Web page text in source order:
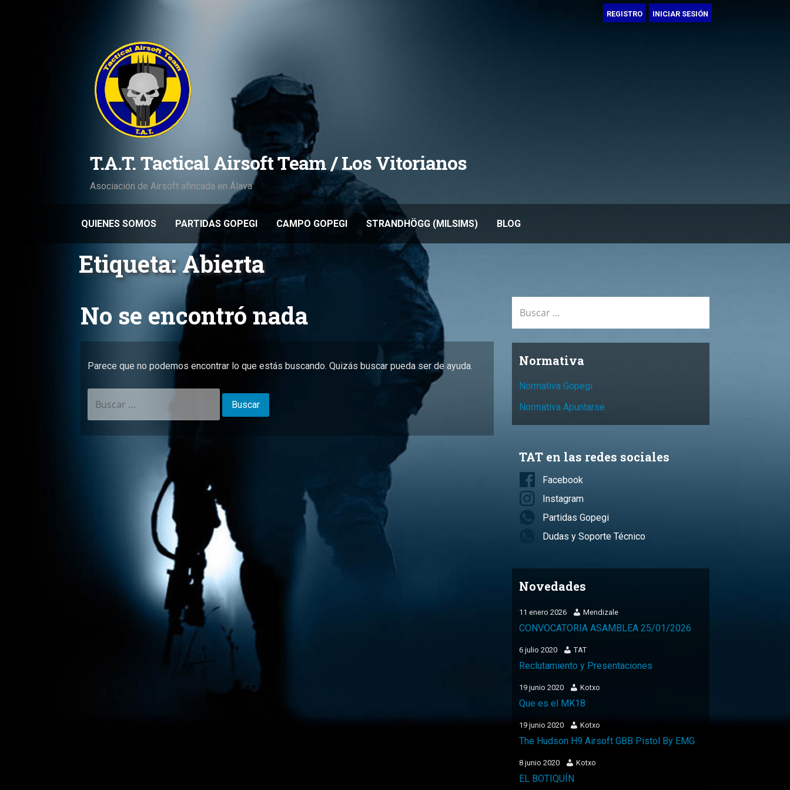
REGISTRO INICIAR SESIÓN
T.A.T. Tactical Airsoft Team / Los Vitorianos
Asociación de Airsoft afincada en Álava
QUIENES SOMOS PARTIDAS GOPEGI CAMPO GOPEGI STRANDHÖGG (MILSIMS) BLOG
Etiqueta: Abierta
No se encontró nada
Parece que no podemos encontrar lo que estás buscando. Quizás buscar pueda ser de ayuda. Normativa
Normativa Gopegi
Normativa Apuntarse
TAT en las redes sociales
Facebook
Instagram
Partidas Gopegi
Dudas y Soporte Técnico
Novedades
11 enero 2026 Mendizale
CONVOCATORIA ASAMBLEA 25/01/2026
6 julio 2020 TAT
Reclutamiento y Presentaciones
19 junio 2020 Kotxo
Que es el MK18
19 junio 2020 Kotxo
The Hudson H9 Airsoft GBB Pistol By EMG
8 junio 2020 Kotxo
EL BOTIQUÍN